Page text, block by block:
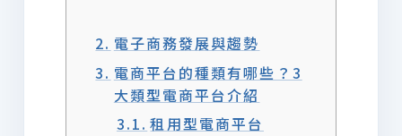
電子商務發展與趨勢
電商平台的種類有哪些？3
大類型電商平台介紹
租用型電商平台